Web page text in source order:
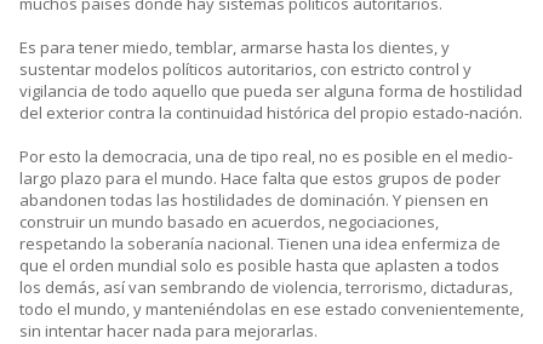
Es para tener miedo, temblar, armarse hasta los dientes, y
sustentar modelos políticos autoritarios, con estricto control y
vigilancia de todo aquello que pueda ser alguna forma de hostilidad
del exterior contra la continuidad histórica del propio estado-nación.
Por esto la democracia, una de tipo real, no es posible en el medio-
largo plazo para el mundo. Hace falta que estos grupos de poder
abandonen todas las hostilidades de dominación. Y piensen en
construir un mundo basado en acuerdos, negociaciones,
respetando la soberanía nacional. Tienen una idea enfermiza de
que el orden mundial solo es posible hasta que aplasten a todos
los demás, así van sembrando de violencia, terrorismo, dictaduras,
todo el mundo, y manteniéndolas en ese estado convenientemente,
sin intentar hacer nada para mejorarlas.